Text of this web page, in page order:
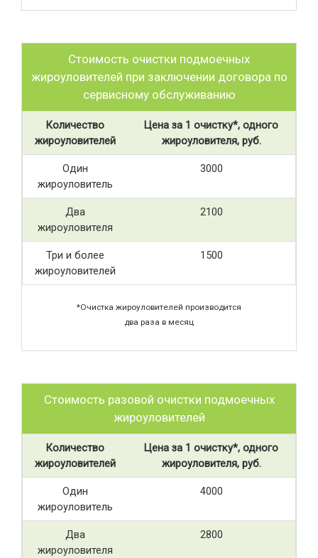
Стоимость очистки подмоечных
жироуловителей при заключении договора по
сервисному обслуживанию
Количество
жироуловителей
Цена за 1 очистку*, одного
жироуловителя, руб.
Один
жироуловитель
3000
Два
жироуловителя
2100
Три и более
жироуловителей
1500
*Очистка жироуловителей производится
два раза в месяц
Стоимость разовой очистки подмоечных
жироуловителей
Количество
жироуловителей
Цена за 1 очистку*, одного
жироуловителя, руб.
Один
жироуловитель
4000
Два
жироуловителя
2800